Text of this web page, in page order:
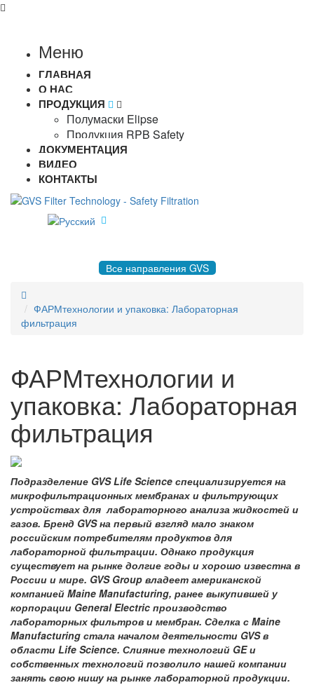
Меню
ГЛАВНАЯ
О НАС
ПРОДУКЦИЯ
Полумаски Elipse
Продукция RPB Safety
ДОКУМЕНТАЦИЯ
ВИДЕО
КОНТАКТЫ
Все направления GVS
ФАРМтехнологии и упаковка: Лабораторная
фильтрация
ФАРМтехнологии и
упаковка: Лабораторная
фильтрация
Подразделение GVS Life Science специализируется на
микрофильтрационных мембранах и фильтрующих
устройствах для лабораторного анализа жидкостей и
газов. Бренд GVS на первый взгляд мало знаком
российским потребителям продуктов для
лабораторной фильтрации. Однако продукция
существует на рынке долгие годы и хорошо известна в
России и мире. GVS Group владеет американской
компанией Maine Manufacturing, ранее выкупившей у
корпорации General Electric производство
лабораторных фильтров и мембран. Сделка с Maine
Manufacturing стала началом деятельности GVS в
области Life Science. Слияние технологий GE и
собственных технологий позволило нашей компании
занять свою нишу на рынке лабораторной продукции.